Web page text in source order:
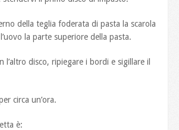
della teglia foderata di pasta la scarola
la parte superiore della pasta.
disco, ripiegare i bordi e sigillare il
circa un’ora.
è: